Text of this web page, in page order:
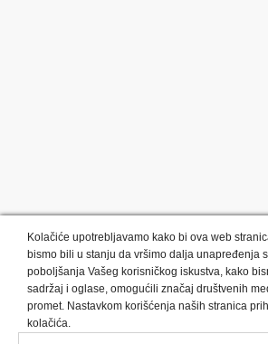
Kategorije proizvoda: Olovke i markeri
Upaljači
USB Tehnologija Tekstil
Kolačiće upotrebljavamo kako bi ova web
bismo bili u stanju da vršimo dalja unapređenja
poboljšanja Vašeg korisničkog iskustva, kako
sadržaj i oglase, omogućili značaj društvenih
promet. Nastavkom korišćenja naših stranica
kolačića.